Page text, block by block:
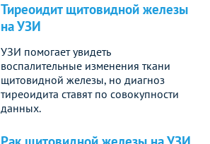
Тиреоидит щитовидной железы
на УЗИ
УЗИ помогает увидеть
воспалительные изменения ткани
щитовидной железы, но диагноз
тиреоидита ставят по совокупности
данных.